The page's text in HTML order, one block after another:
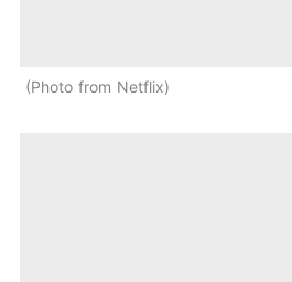
Photo from Netflix